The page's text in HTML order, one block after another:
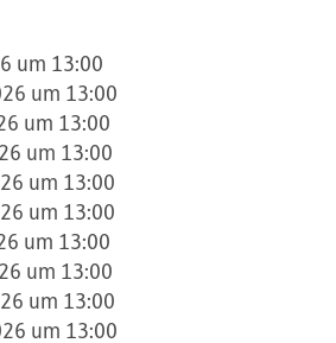
um 13:00
um 13:00
um 13:00
um 13:00
um 13:00
um 13:00
um 13:00
um 13:00
um 13:00
um 13:00